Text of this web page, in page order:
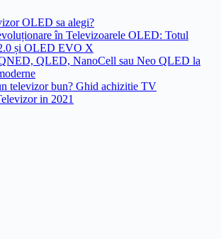
OLED sa alegi?
în Televizoarele OLED: Totul
și OLED EVO X
QLED, NanoCell sau Neo QLED la
televizor bun? Ghid achizitie TV
in 2021